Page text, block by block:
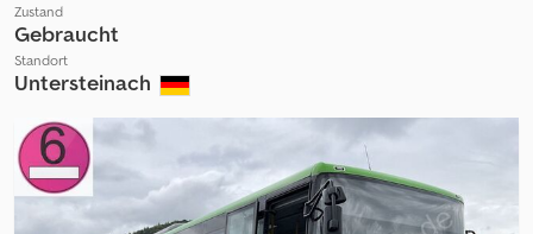
Zustand
Gebraucht
Standort
Untersteinach